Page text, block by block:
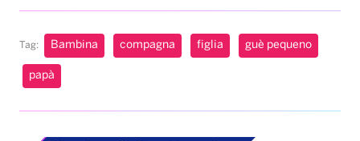
Tag: Bambina compagna figlia guè pequeno
papà